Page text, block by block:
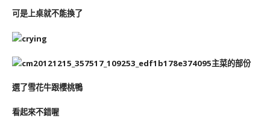
可是上桌就不能換了
主菜的部份
選了雪花牛跟櫻桃鴨
看起來不錯喔